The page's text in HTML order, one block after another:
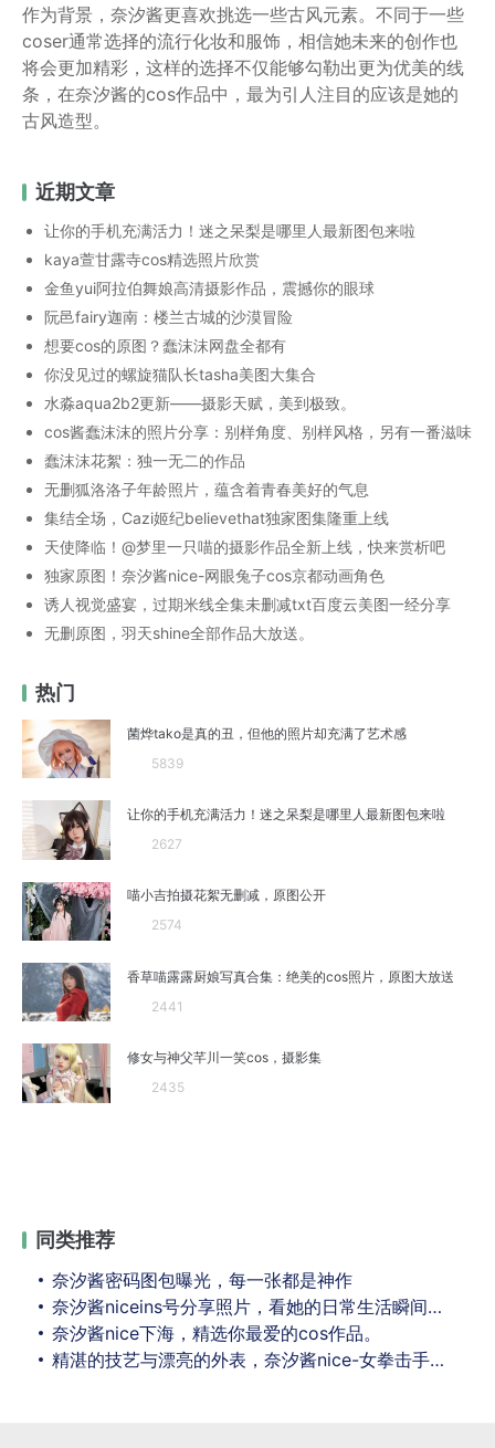
作为背景，奈汐酱更喜欢挑选一些古风元素。不同于一些
coser通常选择的流行化妆和服饰，相信她未来的创作也
将会更加精彩，这样的选择不仅能够勾勒出更为优美的线
条，在奈汐酱的cos作品中，最为引人注目的应该是她的
古风造型。
近期文章
让你的手机充满活力！迷之呆梨是哪里人最新图包来啦
kaya萱甘露寺cos精选照片欣赏
金鱼yui阿拉伯舞娘高清摄影作品，震撼你的眼球
阮邑fairy迦南：楼兰古城的沙漠冒险
想要cos的原图？蠢沫沫网盘全都有
你没见过的螺旋猫队长tasha美图大集合
水淼aqua2b2更新——摄影天赋，美到极致。
cos酱蠢沫沫的照片分享：别样角度、别样风格，另有一番滋味
蠢沫沫花絮：独一无二的作品
无删狐洛洛子年龄照片，蕴含着青春美好的气息
集结全场，Cazi姬纪believethat独家图集隆重上线
天使降临！@梦里一只喵的摄影作品全新上线，快来赏析吧
独家原图！奈汐酱nice-网眼兔子cos京都动画角色
诱人视觉盛宴，过期米线全集未删减txt百度云美图一经分享
无删原图，羽天shine全部作品大放送。
热门
菌烨tako是真的丑，但他的照片却充满了艺术感
5839
让你的手机充满活力！迷之呆梨是哪里人最新图包来啦
2627
喵小吉拍摄花絮无删减，原图公开
2574
香草喵露露厨娘写真合集：绝美的cos照片，原图大放送
2441
修女与神父芊川一笑cos，摄影集
2435
同类推荐
奈汐酱密码图包曝光，每一张都是神作
奈汐酱niceins号分享照片，看她的日常生活瞬间记录
奈汐酱nice下海，精选你最爱的cos作品。
精湛的技艺与漂亮的外表，奈汐酱nice-女拳击手的合集照片来啦